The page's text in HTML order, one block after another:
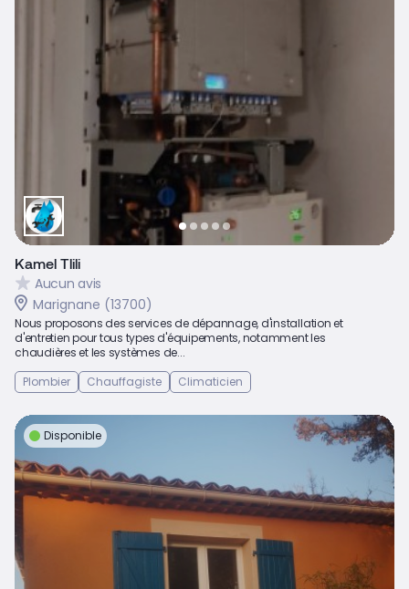
Kamel Tlili
Aucun avis
Marignane (13700)
Nous proposons des services de dépannage, d'installation et
d'entretien pour tous types d'équipements, notamment les
chaudières et les systèmes de...
Plombier
Chauffagiste Climaticien
Disponible